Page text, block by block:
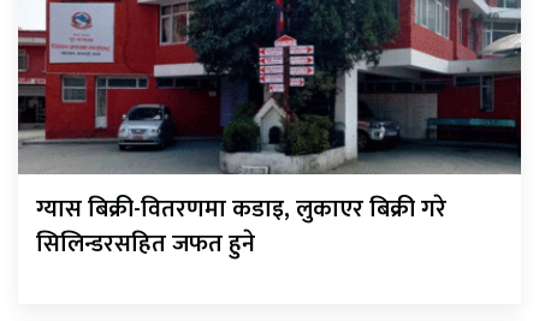
ग्यास बिक्री-वितरणमा कडाइ, लुकाएर बिक्री गरे
सिलिन्डरसहित जफत हुने